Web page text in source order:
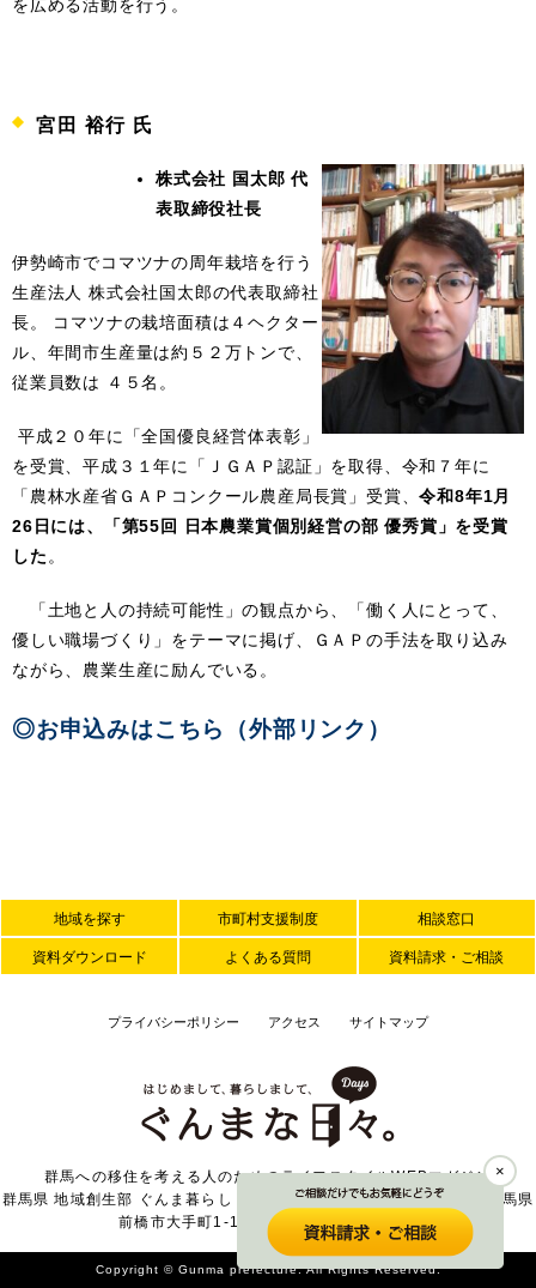
を広める活動を行う。
宮田 裕行 氏
株式会社 国太郎 代
表取締役社長
伊勢崎市でコマツナの周年栽培を行う
生産法人 株式会社国太郎の代表取締社
長。
コマツナの栽培面積は４ヘクター
ル、年間市生産量は約５２万トンで、
従業員数は
４５名。
平成２０年に「全国優良経営体表彰」
を受賞、平成３１年に「ＪＧＡＰ認証」を取得、令和７年に
「農林水産省ＧＡＰコンクール農産局長賞」受賞、令和8年1月
26日には、「第55回 日本農業賞個別経営の部 優秀賞」を受賞
した 。
「土地と人の持続可能性」の観点から、「働く人にとって、
優しい職場づくり」をテーマに掲げ、ＧＡＰの手法を取り込み
ながら、農業生産に励んでいる。
◎お申込みはこちら（外部リンク）
×
地域を探す 市町村支援制度 相談窓口
資料ダウンロード よくある質問 資料請求・ご相談
プライバシーポリシー アクセス サイトマップ
群馬への移住を考える人のためのライフスタイルWEBマガジン
群馬県 地域創生部 ぐんま暮らし・外国人活躍推進課 〒371-8570 群馬県
前橋市大手町1-1-1 TEL 027-226-2371
Copyright © Gunma prefecture. All Rights Reserved.